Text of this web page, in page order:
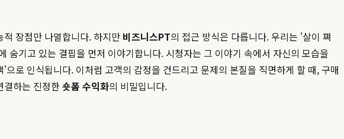
장점만 나열합니다. 하지만 비즈니스PT의 접근 방식은 다릅니다. 우리는 '살이 쪄
기고 있는 결핍을 먼저 이야기합니다. 시청자는 그 이야기 속에서 자신의 모습을
로 인식됩니다. 이처럼 고객의 감정을 건드리고 문제의 본질을 직면하게 할 때, 구매
결하는 진정한숏폼 수익화의 비밀입니다.